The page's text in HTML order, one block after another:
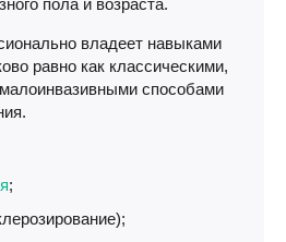
пола и возраста.
владеет навыками
равно как классическими,
способами
;